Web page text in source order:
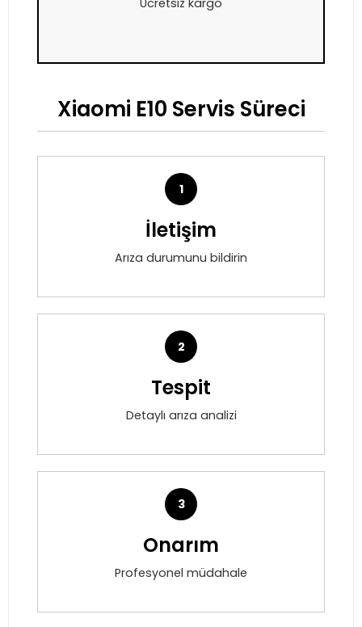
Ücretsiz kargo
Xiaomi E10 Servis Süreci
1
İletişim
Arıza durumunu bildirin
2
Tespit
Detaylı arıza analizi
3
Onarım
Profesyonel müdahale